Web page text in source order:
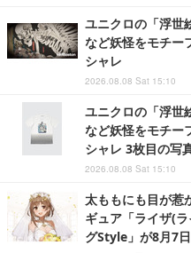
ユニクロの「浮世
など妖怪をモチー
シャレ
2026.08.08 Sat 15:10
ユニクロの「浮世
など妖怪をモチー
シャレ 3枚目の写
2026.08.08 Sat 15:10
太ももにも目が惹
ギュア「ライザ(
グStyle」が8月7